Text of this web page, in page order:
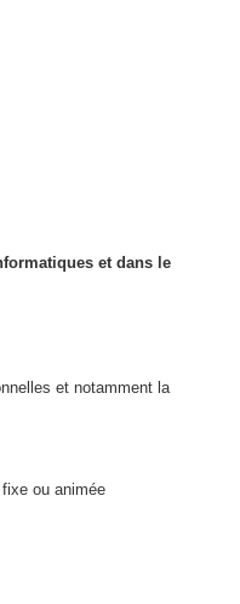
et dans le
et notamment la
ou animée